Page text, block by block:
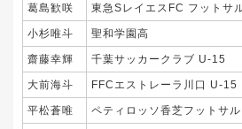
葛島歓咲 東急SレイエスFC フットサ
小杉唯斗 聖和学園高
齋藤幸輝 千葉サッカークラブ U-15
大前海斗 FFCエストレーラ川口 U-15
平松蒼唯 ペティロッソ香芝フットサ